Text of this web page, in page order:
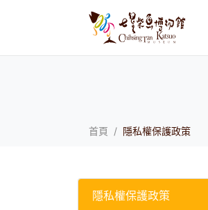
首頁 隱私權保護政策
隱私權保護政策